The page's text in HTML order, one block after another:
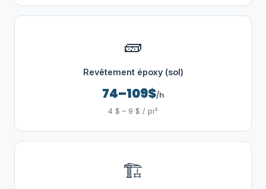
🧱
Revêtement époxy (sol)
74–109$/h
4 $ – 9 $ / pi²
🏗️